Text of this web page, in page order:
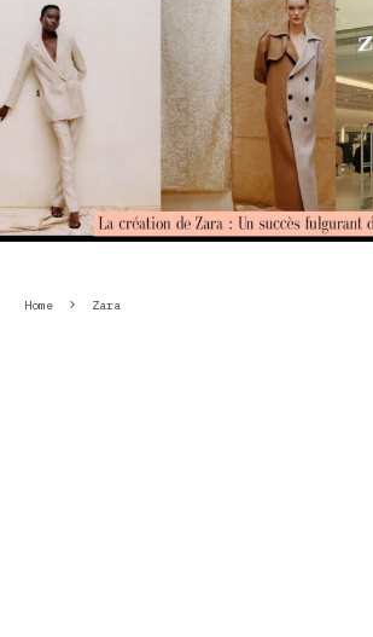
Home Zara